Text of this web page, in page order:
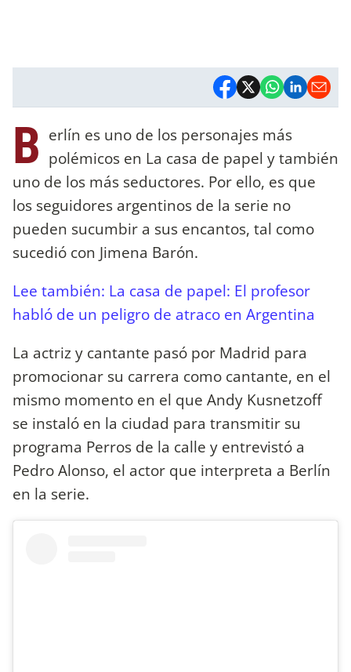
B erlín es uno de los personajes más
polémicos en La casa de papel y también
uno de los más seductores. Por ello, es que
los seguidores argentinos de la serie no
pueden sucumbir a sus encantos, tal como
sucedió con Jimena Barón.
Lee también: La casa de papel: El profesor
habló de un peligro de atraco en Argentina
La actriz y cantante pasó por Madrid para
promocionar su carrera como cantante, en el
mismo momento en el que Andy Kusnetzoff
se instaló en la ciudad para transmitir su
programa Perros de la calle y entrevistó a
Pedro Alonso, el actor que interpreta a Berlín
en la serie.